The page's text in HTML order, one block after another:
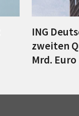
ING
zweiten
Mrd. Euro